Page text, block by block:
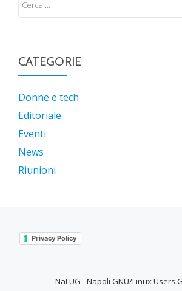
CATEGORIE
Donne e tech
Editoriale
Eventi
News
Riunioni
Privacy Policy
NaLUG - Napoli GNU/Linux Users